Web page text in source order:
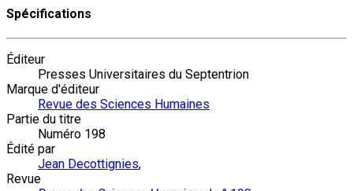
Spécifications
Éditeur
Presses Universitaires du Septentrion
Marque d'éditeur
Revue des Sciences Humaines
Partie du titre
Numéro 198
Édité par
Jean Decottignies,
Revue